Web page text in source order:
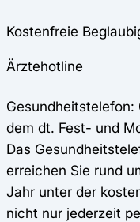
Kostenfreie
Ärztehotline
dem dt. Fest- und
Das
erreichen Sie rund
Jahr unter der
nicht nur jederzeit